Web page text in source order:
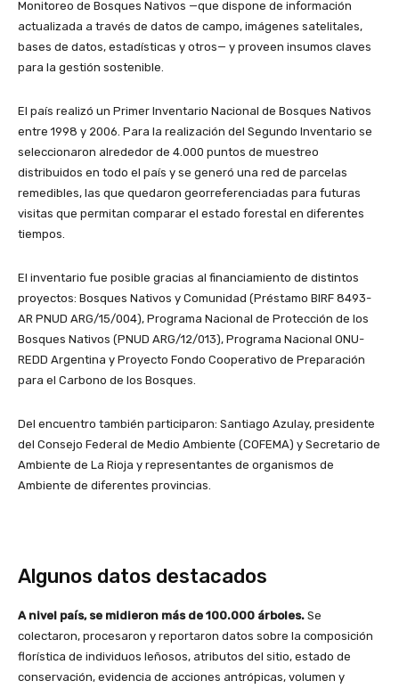
Monitoreo de Bosques Nativos —que dispone de información
actualizada a través de datos de campo, imágenes satelitales,
bases de datos, estadísticas y otros— y proveen insumos claves
para la gestión sostenible.
El país realizó un Primer Inventario Nacional de Bosques Nativos
entre 1998 y 2006. Para la realización del Segundo Inventario se
seleccionaron alrededor de 4.000 puntos de muestreo
distribuidos en todo el país y se generó una red de parcelas
remedibles, las que quedaron georreferenciadas para futuras
visitas que permitan comparar el estado forestal en diferentes
tiempos.
El inventario fue posible gracias al financiamiento de distintos
proyectos: Bosques Nativos y Comunidad (Préstamo BIRF 8493-
AR PNUD ARG/15/004), Programa Nacional de Protección de los
Bosques Nativos (PNUD ARG/12/013), Programa Nacional ONU-
REDD Argentina y Proyecto Fondo Cooperativo de Preparación
para el Carbono de los Bosques.
Del encuentro también participaron: Santiago Azulay, presidente
del Consejo Federal de Medio Ambiente (COFEMA) y Secretario de
Ambiente de La Rioja y representantes de organismos de
Ambiente de diferentes provincias.
Algunos datos destacados
A nivel país, se midieron más de 100.000 árboles. Se
colectaron, procesaron y reportaron datos sobre la composición
florística de individuos leñosos, atributos del sitio, estado de
conservación, evidencia de acciones antrópicas, volumen y